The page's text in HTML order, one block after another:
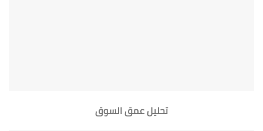
تحليل عمق السوق